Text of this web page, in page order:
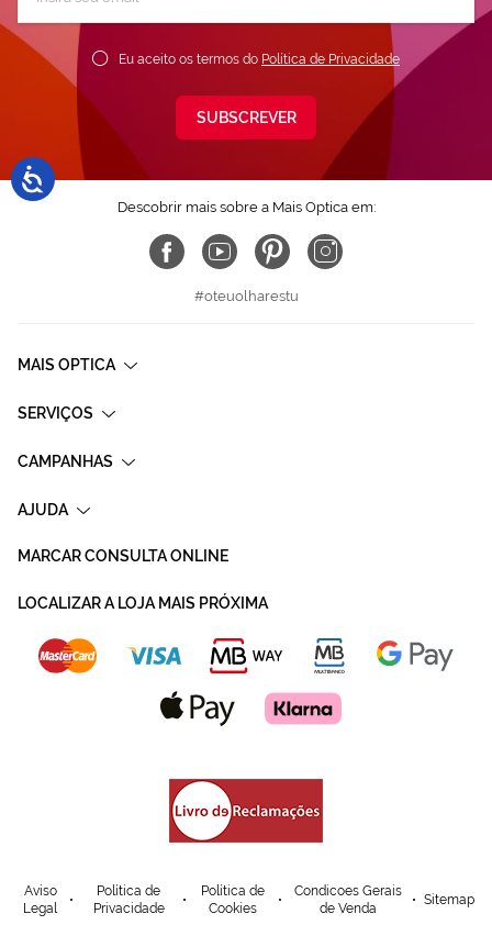
Newsletter:
Eu aceito os termos do Política de Privacidade
SUBSCREVER
Descobrir mais sobre a Mais Optica em:
#oteuolharestu
MAIS OPTICA
SERVIÇOS
CAMPANHAS
AJUDA
MARCAR CONSULTA ONLINE
LOCALIZAR A LOJA MAIS PRÓXIMA
Aviso
Legal
Política de
Privacidade
Política de
Cookies
Condicoes Gerais
de Venda
Sitemap